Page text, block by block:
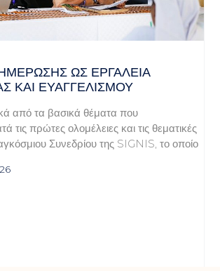
ΩΣ ΕΡΓΑΛΕΊΑ
ΚΑΙ ΕΥΑΓΓΕΛΙΣΜΟΎ
από τα βασικά θέματα που
τις πρώτες ολομέλειες και τις θεματικές
Συνεδρίου της SIGNIS, το οποίο